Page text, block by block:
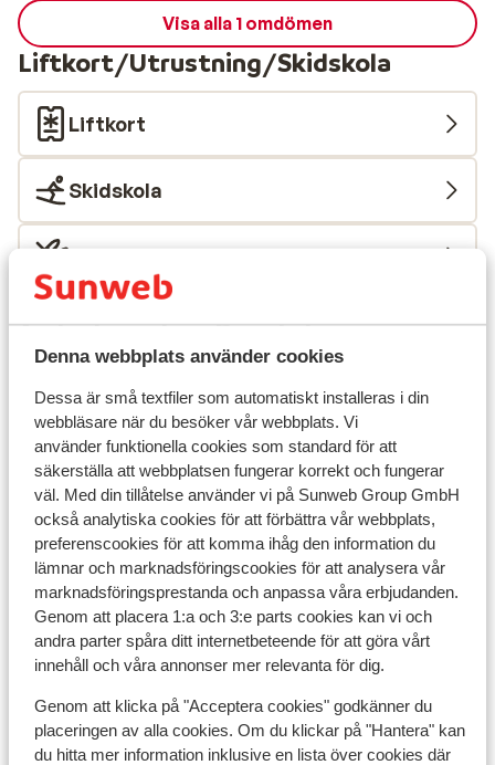
Denna webbplats använder cookies
Dessa är små textfiler som automatiskt installeras i din
webbläsare när du besöker vår webbplats. Vi
använder funktionella cookies som standard för att
säkerställa att webbplatsen fungerar korrekt och fungerar
väl. Med din tillåtelse använder vi på Sunweb Group GmbH
också analytiska cookies för att förbättra vår webbplats,
preferenscookies för att komma ihåg den information du
lämnar och marknadsföringscookies för att analysera vår
marknadsföringsprestanda och anpassa våra erbjudanden.
Genom att placera 1:a och 3:e parts cookies kan vi och
andra parter spåra ditt internetbeteende för att göra vårt
innehåll och våra annonser mer relevanta för dig.
Genom att klicka på "Acceptera cookies" godkänner du
placeringen av alla cookies. Om du klickar på "Hantera" kan
du hitta mer information inklusive en lista över cookies där
Visa alla 1 omdömen
Liftkort/Utrustning/Skidskola
Liftkort
Skidskola
Andra boenden i Paradiski
Hotel Taj I Mah
Résidence Maeva Home - Arc 1950 Le Village
Apart'hôtel Prestige Odalys Eden
Résidence Arc 1950 Le Village
Résidence Arc 1950 Le Village - specialpris
Résidence Maeva Home Le Roselend
Résidence Prestige Odalys Edenarc